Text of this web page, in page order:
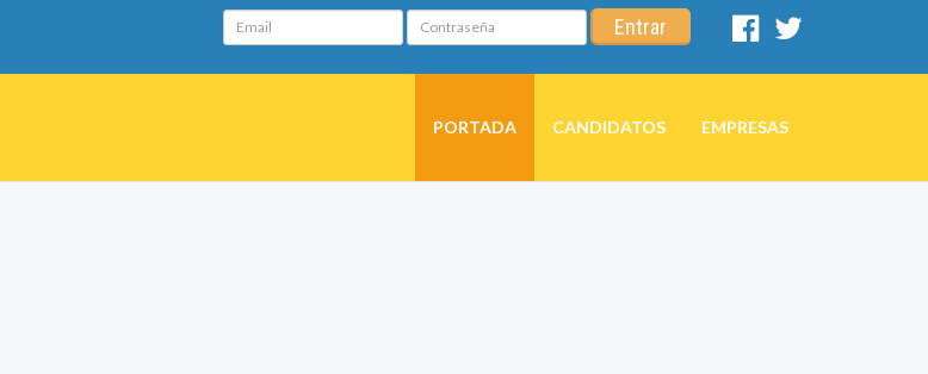
Email Contraseña Entrar
Facebook
PORTADA CANDIDATOS EMPRESAS